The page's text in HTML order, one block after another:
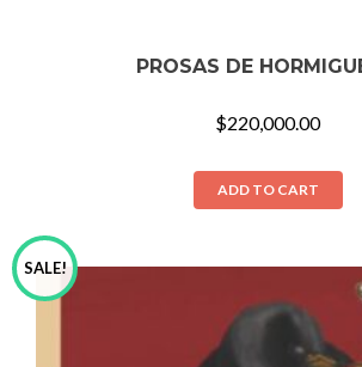
PROSAS DE
$220,000.00
ADD TO CART
SALE!